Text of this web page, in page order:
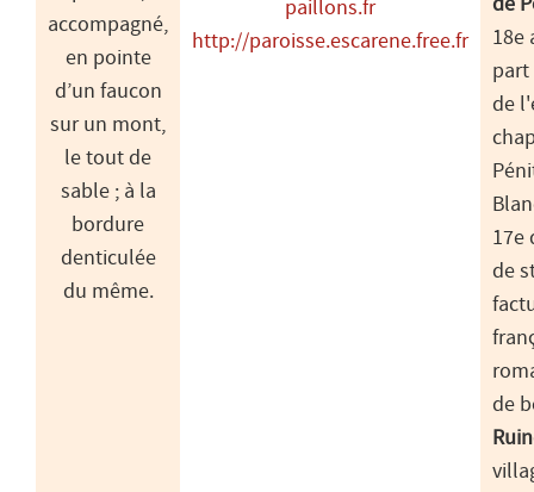
accompagné,
en pointe
d’un faucon
sur un mont,
le tout de
sable ; à la
bordure
denticulée
du même.
paillons.fr
http://paroisse.escarene.free.fr
de
18e
part
de
17e
de
de